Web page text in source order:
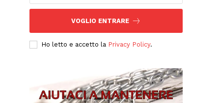
VOGLIO ENTRARE
Ho letto e accetto la Privacy Policy.